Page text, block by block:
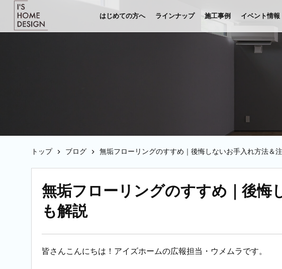
はじめての方へ ラインナップ 施工事例 イベント情報
トップ ブログ 無垢フローリングのすすめ｜後悔しないお手入れ方法＆
無垢フローリングのすすめ｜後悔
も解説
皆さんこんにちは！アイズホームの広報担当・ウメムラです。